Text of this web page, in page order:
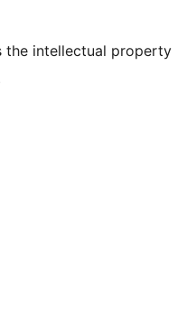
the intellectual property